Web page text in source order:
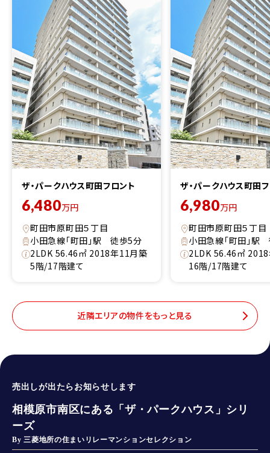
ザ・パークハウス町田フロント
6,480万円
町田市原町田５丁目
小田急線「町田」駅 徒歩5分
2LDK 56.46㎡ 2018年11月築
5階/17階建て
ザ・パークハウス町田
6,980万円
町田市原町田５丁目
小田急線「町田」駅
2LDK 56.46㎡
16階/17階建て
近隣エリアの物件をもっと見る
売出しが出たらお知らせします
相模原市南区にある「ザ・パークハウス」シリ
ーズ
By 三菱地所の住まいリレーマンションセレクション